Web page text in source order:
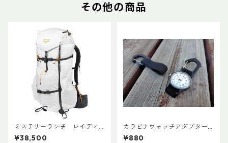
その他の商品
ミステリーランチ レイディ
ックス47
¥38,500
カラビナウォッチアダプターLi
te
¥880